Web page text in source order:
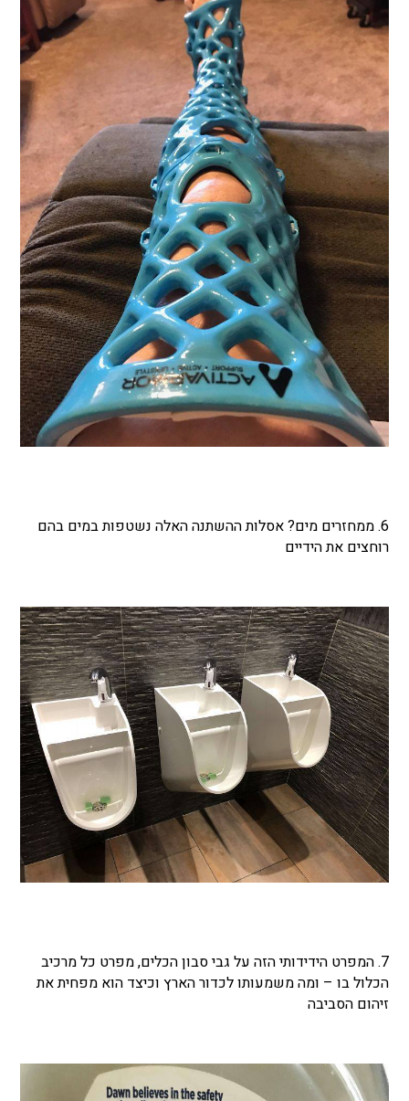
6. ממחזרים מים? אסלות ההשתנה האלה נשטפות במים בהם
רוחצים את הידיים
7. המפרט הידידותי הזה על גבי סבון הכלים, מפרט כל מרכיב
הכלול בו – ומה משמעותו לכדור הארץ וכיצד הוא מפחית את
זיהום הסביבה